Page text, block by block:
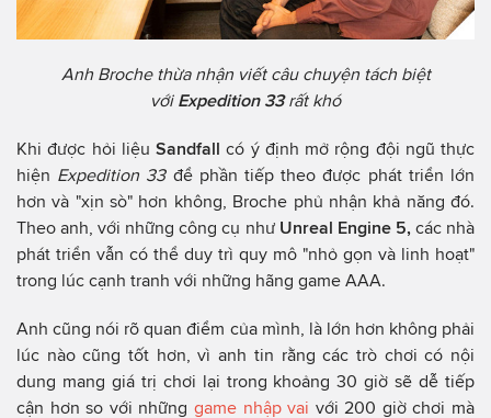
Anh Broche thừa nhận viết câu chuyện tách biệt
với Expedition 33rất khó
Khi được hỏi liệu Sandfall có ý định mở rộng đội ngũ thực
hiện Expedition 33để phần tiếp theo được phát triển lớn
hơn và "xịn sò" hơn không, Broche phủ nhận khả năng đó.
Theo anh, với những công cụ như Unreal Engine 5, các nhà
phát triển vẫn có thể duy trì quy mô "nhỏ gọn và linh hoạt"
trong lúc cạnh tranh với những hãng game AAA.
Anh cũng nói rõ quan điểm của mình, là lớn hơn không phải
lúc nào cũng tốt hơn, vì anh tin rằng các trò chơi có nội
dung mang giá trị chơi lại trong khoảng 30 giờ sẽ dễ tiếp
cận hơn so với những game nhập vai với 200 giờ chơi mà